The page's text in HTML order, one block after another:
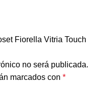
Fiorella Vitria Touch
no será publicada.
marcados con *